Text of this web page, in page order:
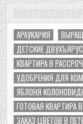
АРАУКАРИЯ
ДЕТСКИЕ
КВАРТИРА В
УДОБРЕНИЯ ДЛЯ
ЯБЛОНЯ
ГОТОВАЯ КВАРТИРА
ЗАКАЗ ЦВЕТОВ В